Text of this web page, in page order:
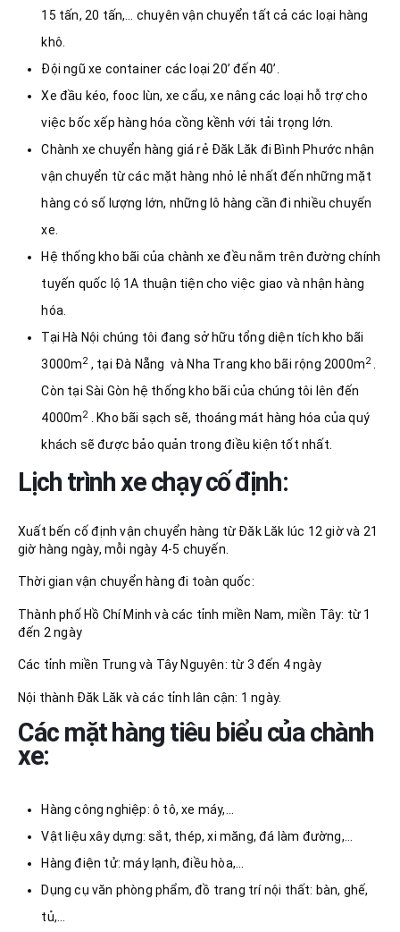
15 tấn, 20 tấn,… chuyên vận chuyển tất cả các loại hàng
khô.
Đội ngũ xe container các loại 20’ đến 40’.
Xe đầu kéo, fooc lùn, xe cẩu, xe nâng các loại hỗ trợ cho
việc bốc xếp hàng hóa cồng kềnh với tải trọng lớn.
Chành xe chuyển hàng giá rẻ Đăk Lăk đi Bình Phước nhận
vận chuyển từ các mặt hàng nhỏ lẻ nhất đến những mặt
hàng có số lượng lớn, những lô hàng cần đi nhiều chuyến
xe.
Hệ thống kho bãi của chành xe đều nằm trên đường chính
tuyến quốc lộ 1A thuận tiện cho việc giao và nhận hàng
hóa.
Tại Hà Nội chúng tôi đang sở hữu tổng diện tích kho bãi
3000m2 , tại Đà Nẵng và Nha Trang kho bãi rộng 2000m2.
Còn tại Sài Gòn hệ thống kho bãi của chúng tôi lên đến
4000m2. Kho bãi sạch sẽ, thoáng mát hàng hóa của quý
khách sẽ được bảo quản trong điều kiện tốt nhất.
Lịch trình xe chạy cố định:
Xuất bến cố định vận chuyển hàng từ Đăk Lăk lúc 12 giờ và 21
giờ hàng ngày, mỗi ngày 4-5 chuyến.
Thời gian vận chuyển hàng đi toàn quốc:
Thành phố Hồ Chí Minh và các tỉnh miền Nam, miền Tây: từ 1
đến 2 ngày
Các tỉnh miền Trung và Tây Nguyên: từ 3 đến 4 ngày
Nội thành Đăk Lăk và các tỉnh lân cận: 1 ngày.
Các mặt hàng tiêu biểu của chành
xe:
Hàng công nghiệp: ô tô, xe máy,…
Vật liệu xây dựng: sắt, thép, xi măng, đá làm đường,…
Hàng điện tử: máy lạnh, điều hòa,…
Dụng cụ văn phòng phẩm, đồ trang trí nội thất: bàn, ghế,
tủ,…